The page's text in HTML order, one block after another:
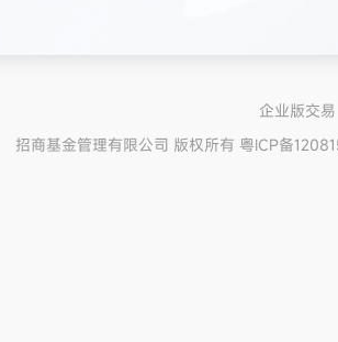
企业版交易
招商基金管理有限公司 版权所有 粤ICP备